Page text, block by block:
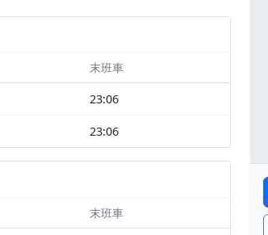
末班車
23:06
23:06
末班車